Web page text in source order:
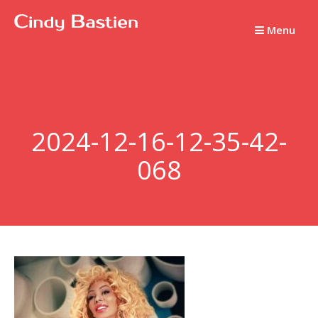
Menu
2024-12-16-12-35-42-
068